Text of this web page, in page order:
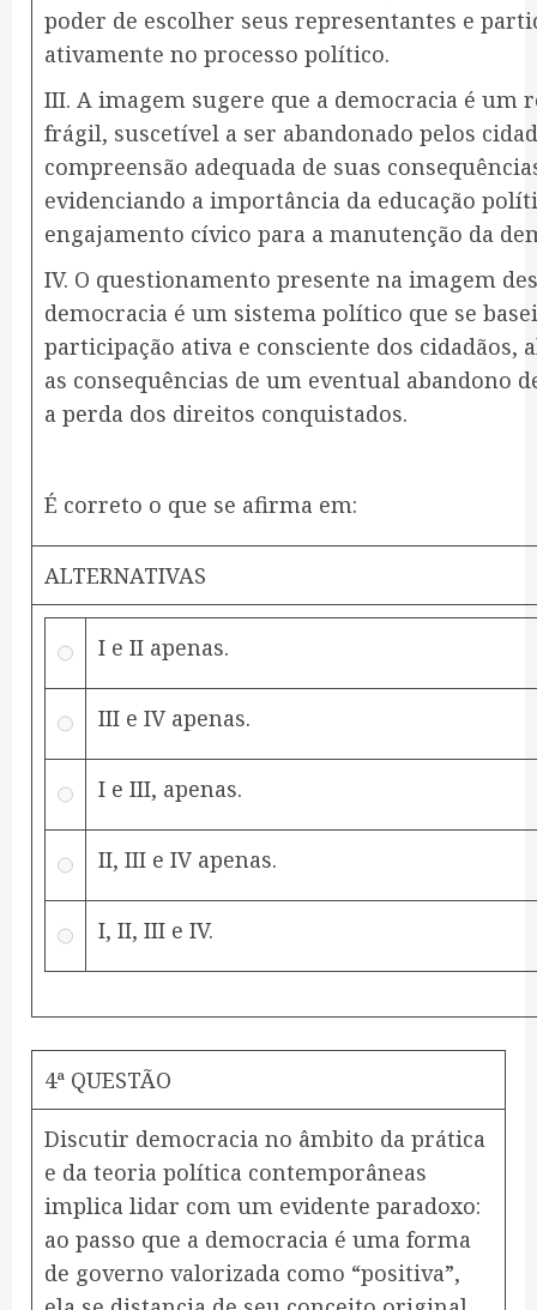
poder de escolher seus representantes e
ativamente no processo político.
III. A imagem sugere que a democracia é um
frágil, suscetível a ser abandonado pelos
compreensão adequada de suas
evidenciando a importância da educação
engajamento cívico para a manutenção da
IV. O questionamento presente na imagem
democracia é um sistema político que se
participação ativa e consciente dos cidadãos,
as consequências de um eventual abandono
a perda dos direitos conquistados.
É correto o que se afirma em:
ALTERNATIVAS
I e II apenas.
III e IV apenas.
I e III, apenas.
II, III e IV apenas.
I, II, III e IV.
4ª QUESTÃO
Discutir democracia no âmbito da prática
e da teoria política contemporâneas
implica lidar com um evidente paradoxo:
ao passo que a democracia é uma forma
de governo valorizada como “positiva”,